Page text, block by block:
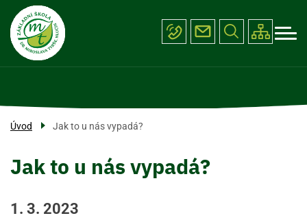
Přejít
hlavnímu
obsahu
Menu
navigace
ŠKOLA
PROJEKTY
ÚŘEDNÍ DESKA
KONTAKTY
Úvod Jak to u nás vypadá?
Jak to u nás vypadá?
1. 3. 2023